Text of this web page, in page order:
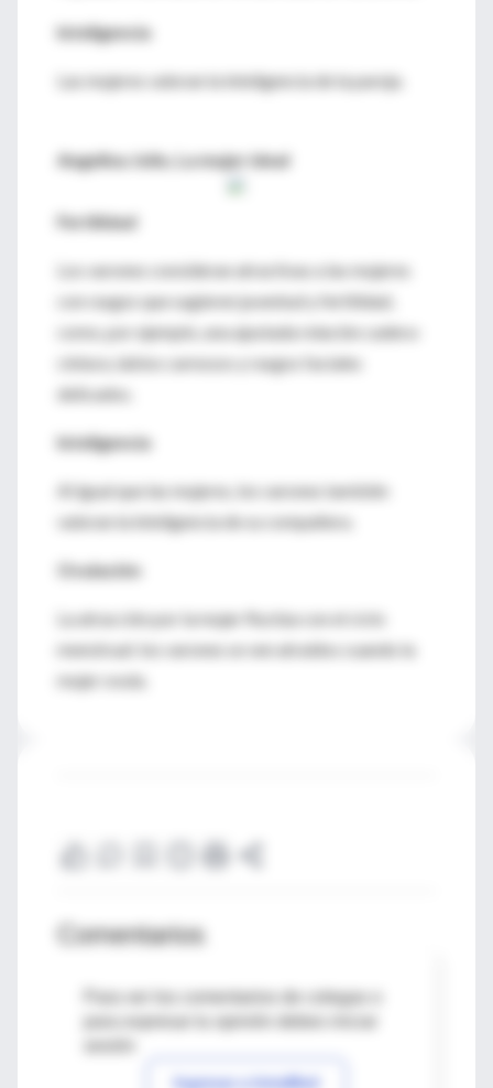
Inteligencia
Las mujeres valoran la inteligencia de la pareja.
Angelina Jolie, La mujer ideal
Fertilidad
Los varones consideran atractivas a las mujeres
con rasgos que sugieren juventud y fertilidad,
como, por ejemplo, una ajustada relación cadera-
cintura, labios carnosos y rasgos faciales
delicados.
Inteligencia
Al igual que las mujeres, los varones también
valoran la inteligencia de su compañera.
Ovulación
La atracción por la mujer fluctúa con el ciclo
menstrual: los varones se ven atraídos cuando la
mujer ovula.
Comentarios
Para ver los comentarios de colegas o
Ingresar a IntraMed